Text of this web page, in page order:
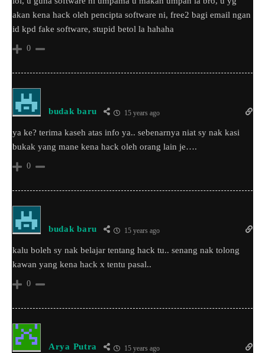
akan kena hack oleh pencipta software ni, free2 bagi email ngan
id kpd fake software, stupid betol la hahaha
0
budak baru 15 years ago
ya ke? terima kaseh atas info ya.. sebenarnya niat sy nak kasi
bukak yang mane kena hack oleh orang lain je….
0
budak baru 15 years ago
kalu boleh sy nak belajar tentang hack tu.. senang nak tolong
kawan yang kena hack x tentu pasal..
0
Arya Putra 15 years ago